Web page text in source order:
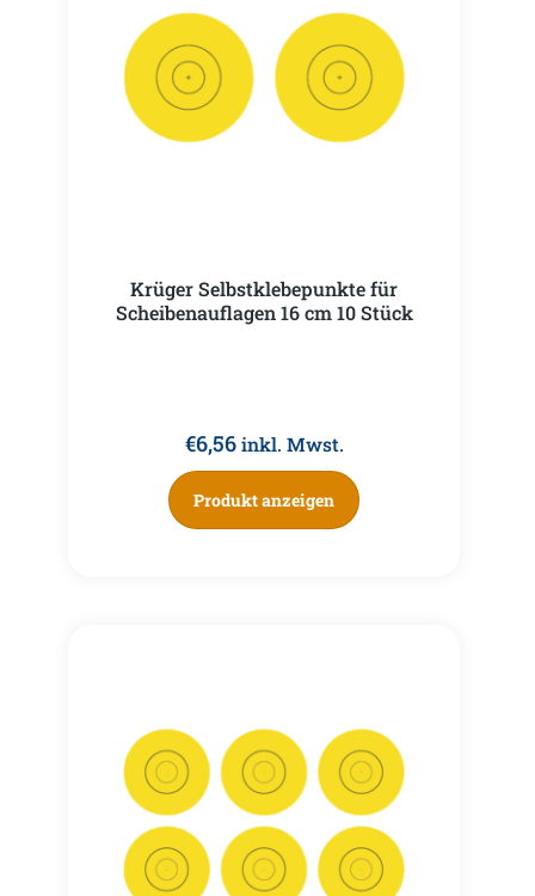
Krüger Selbstklebepunkte für
Scheibenauflagen 16 cm 10 Stück
€6,56 inkl. Mwst.
Produkt anzeigen